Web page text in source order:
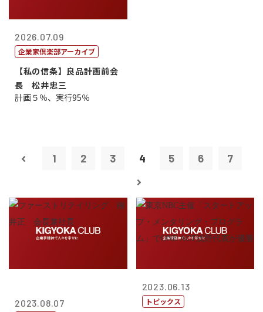
2026.07.09
企業家倶楽部アーカイブ
【私の信条】良品計画前会
長 松井忠三
計画５％、実行95％
1 2 3 4 5 6 7
2023.08.07
2023.06.13
トピックス